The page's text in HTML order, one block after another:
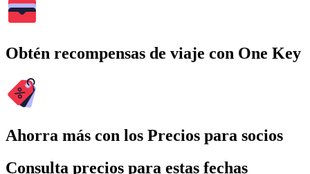
Obtén recompensas de viaje con One Key
Ahorra más con los Precios para socios
Consulta precios para estas fechas